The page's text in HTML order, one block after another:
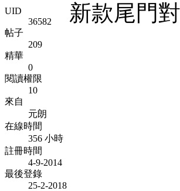
UID
36582
帖子
209
精華
0
閱讀權限
10
來自
元朗
在線時間
356 小時
註冊時間
4-9-2014
最後登錄
25-2-2018
新款尾門